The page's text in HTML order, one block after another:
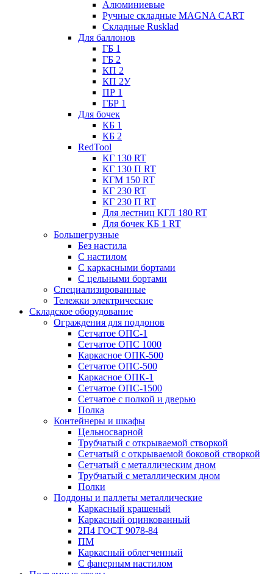
Алюминиевые
Ручные складные MAGNA CART
Складные Rusklad
Для баллонов
ГБ 1
ГБ 2
КП 2
КП 2У
ПР 1
ГБР 1
Для бочек
КБ 1
КБ 2
RedTool
КГ 130 RT
КГ 130 П RT
КГМ 150 RT
КГ 230 RT
КГ 230 П RT
Для лестниц КГЛ 180 RT
Для бочек КБ 1 RT
Большегрузные
Без настила
С настилом
С каркасными бортами
С цельными бортами
Специализированные
Тележки электрические
Складское оборудование
Ограждения для поддонов
Сетчатое ОПС-1
Сетчатое ОПС 1000
Каркасное ОПК-500
Сетчатое ОПС-500
Каркасное ОПК-1
Сетчатое ОПС-1500
Сетчатое с полкой и дверью
Полка
Контейнеры и шкафы
Цельносварной
Трубчатый с открываемой створкой
Сетчатый с открываемой боковой створкой
Сетчатый с металлическим дном
Трубчатый с металлическим дном
Полки
Поддоны и паллеты металлические
Каркасный крашеный
Каркасный оцинкованный
2П4 ГОСТ 9078-84
ПМ
Каркасный облегченный
С фанерным настилом